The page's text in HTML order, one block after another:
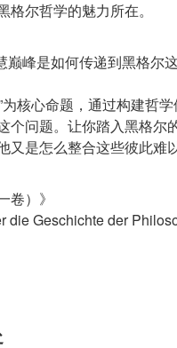
巅峰是如何传递到黑格尔
核心命题，通过构建哲
个问题。让你踏入黑格
是怎么整合这些彼此难
）》
die Geschichte der